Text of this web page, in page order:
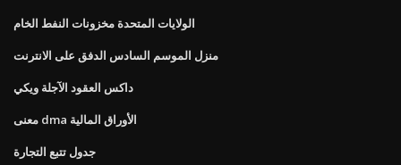
الولايات المتحدة مخزونات النفط الخام
منزل الموسم السادس الدفق على الانترنت
داكس العقود الآجلة ويكي
معنى dma الأوراق المالية
جدول تتبع التجارة